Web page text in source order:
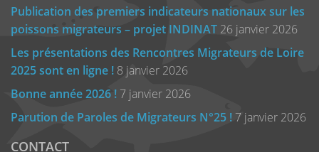
Publication des premiers indicateurs nationaux sur les
poissons migrateurs – projet INDINAT 26 janvier 2026
Les présentations des Rencontres Migrateurs de Loire
2025 sont en ligne ! 8 janvier 2026
Bonne année 2026 ! 7 janvier 2026
Parution de Paroles de Migrateurs N°25 ! 7 janvier 2026
CONTACT